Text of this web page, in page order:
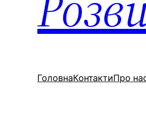
ГоловнаКонтактиПро